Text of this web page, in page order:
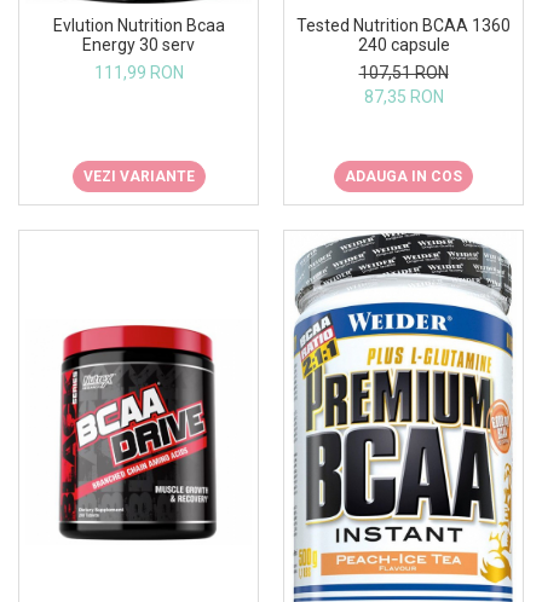
Evlution Nutrition Bcaa
Energy 30 serv
111,99 RON
VEZI VARIANTE
Tested Nutrition BCAA 1360
240 capsule
107,51 RON
87,35 RON
ADAUGA IN COS